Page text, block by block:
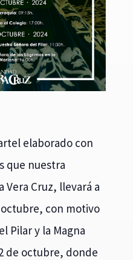
elaborado con
que nuestra
Vera Cruz, llevará a
con motivo
Pilar y la Magna
de octubre, donde